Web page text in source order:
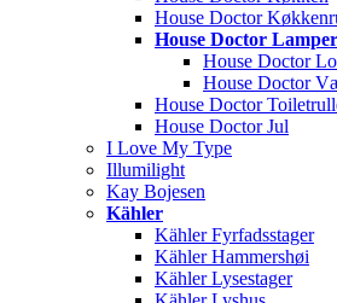
House Doctor
House Doctor Lamper
House Doctor
House Doctor
House Doctor
House Doctor Jul
I Love My Type
Illumilight
Kay Bojesen
Kähler
Kähler Fyrfadsstager
Kähler Hammershøi
Kähler Lysestager